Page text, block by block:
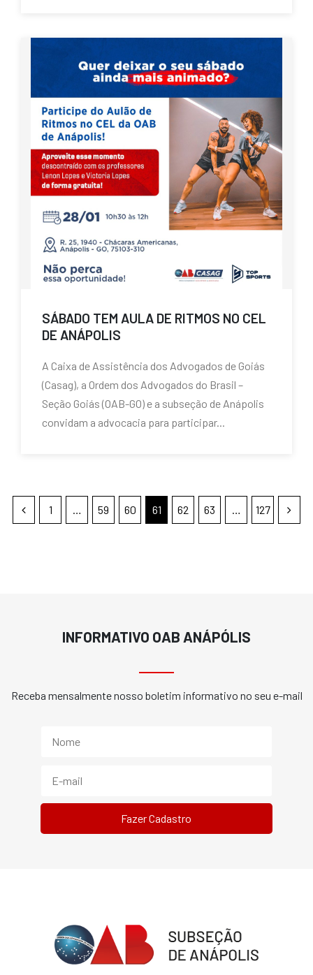
SÁBADO TEM AULA DE RITMOS NO CEL
DE ANÁPOLIS
A Caixa de Assistência dos Advogados de Goiás
(Casag), a Ordem dos Advogados do Brasil –
Seção Goiás (OAB-GO) e a subseção de Anápolis
convidam a advocacia para participar...
1 … 59 60 61 62 63 … 127
INFORMATIVO OAB ANÁPÓLIS
Receba mensalmente nosso boletim informativo no seu e-mail